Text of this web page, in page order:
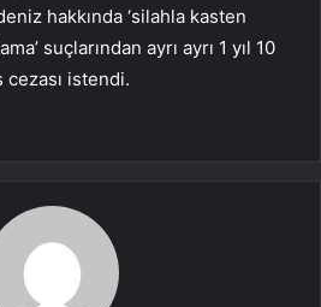
hakkında ‘silahla kasten
suçlarından ayrı ayrı 1 yıl 10
cezası istendi.